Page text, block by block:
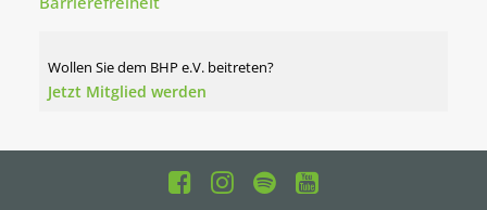
Wollen Sie dem BHP e.V. beitreten?
Jetzt Mitglied werden